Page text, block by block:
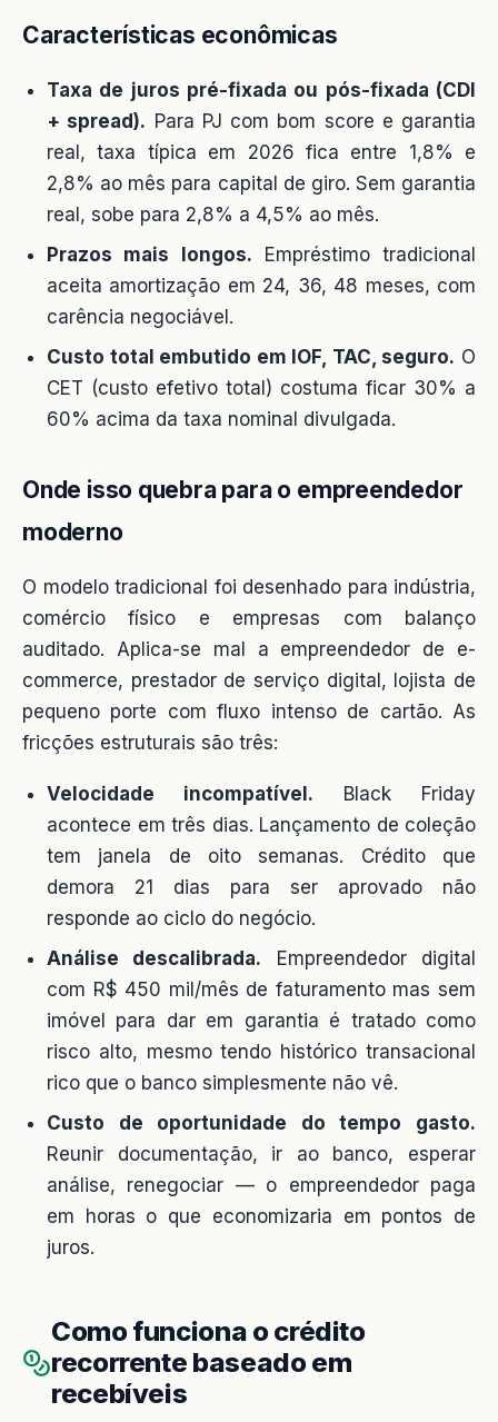
Características econômicas
Taxa de juros pré-fixada ou pós-fixada (CDI
+ spread). Para PJ com bom score e garantia
real, taxa típica em 2026 fica entre 1,8% e
2,8% ao mês para capital de giro. Sem garantia
real, sobe para 2,8% a 4,5% ao mês.
Prazos mais longos. Empréstimo tradicional
aceita amortização em 24, 36, 48 meses, com
carência negociável.
Custo total embutido em IOF, TAC, seguro. O
CET (custo efetivo total) costuma ficar 30% a
60% acima da taxa nominal divulgada.
Onde isso quebra para o empreendedor
moderno
O modelo tradicional foi desenhado para indústria,
comércio físico e empresas com balanço
auditado. Aplica-se mal a empreendedor de e-
commerce, prestador de serviço digital, lojista de
pequeno porte com fluxo intenso de cartão. As
fricções estruturais são três:
Velocidade incompatível. Black Friday
acontece em três dias. Lançamento de coleção
tem janela de oito semanas. Crédito que
demora 21 dias para ser aprovado não
responde ao ciclo do negócio.
Análise descalibrada. Empreendedor digital
com R$ 450 mil/mês de faturamento mas sem
imóvel para dar em garantia é tratado como
risco alto, mesmo tendo histórico transacional
rico que o banco simplesmente não vê.
Custo de oportunidade do tempo gasto.
Reunir documentação, ir ao banco, esperar
análise, renegociar — o empreendedor paga
em horas o que economizaria em pontos de
juros.
Como funciona o crédito
recorrente baseado em
recebíveis